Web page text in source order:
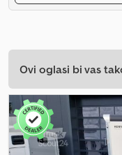
Ovi oglasi bi vas